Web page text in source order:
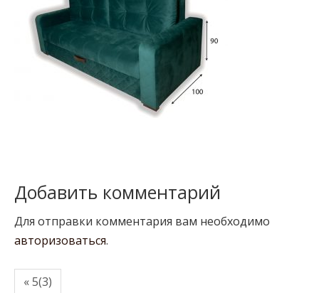
Добавить комментарий
Для отправки комментария вам необходимо
авторизоваться.
« 5(3)